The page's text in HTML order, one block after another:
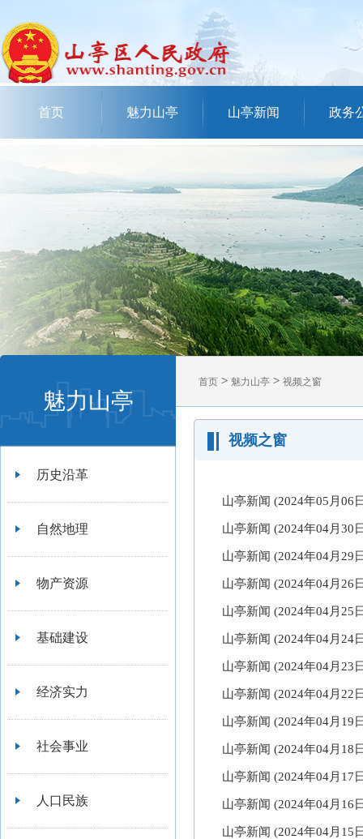
首页 魅力山亭 山亭新闻 政务
魅力山亭
历史沿革
自然地理
物产资源
基础建设
经济实力
社会事业
人口民族
首页 > 魅力山亭 > 视频之窗
视频之窗
山亭新闻 (2024年05月06
山亭新闻 (2024年04月30
山亭新闻 (2024年04月29
山亭新闻 (2024年04月26
山亭新闻 (2024年04月25
山亭新闻 (2024年04月24
山亭新闻 (2024年04月23
山亭新闻 (2024年04月22
山亭新闻 (2024年04月19
山亭新闻 (2024年04月18
山亭新闻 (2024年04月17
山亭新闻 (2024年04月16
山亭新闻 (2024年04月15